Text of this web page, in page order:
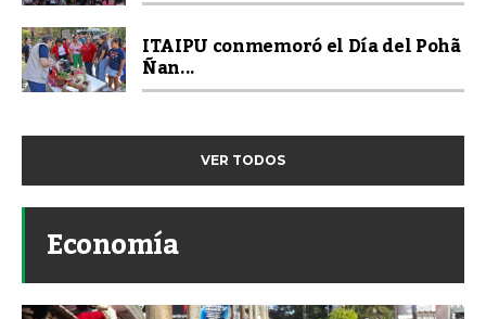
ITAIPU conmemoró el Día del Pohã
Ñan...
VER TODOS
Economía